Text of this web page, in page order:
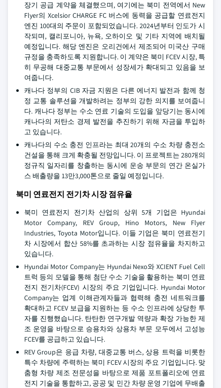
장기 공급 계약을 체결했으며, 여기에는 북미 전역에서 New
Flyer의 Xcelsior CHARGE FC 버스에 동력을 공급할 연료전지
엔진 100대의 주문이 포함되었습니다. 2024년부터 인도가 시
작되며, 캘리포니아, 뉴욕, 오하이오 및 기타 지역에 배치될
예정입니다. 해당 엔진은 오리건에서 제조되어 미국산 구매
규정을 충족하도록 지원합니다. 이 계약은 북미 FCEV 시장, 특
히 무공해 대중교통 부문에서 성장세가 확대되고 있음을 보
여줍니다.
캐나다 정부의 CIB 자금 지원은 다른 에너지 발전과 함께 청
정 교통 솔루션을 개발하려는 정부의 강한 의지를 보여줍니
다. 캐나다 정부는 수소 연료 기술의 도입을 앞당기는 동시에
캐나다의 저탄소 경제 발전을 추진하기 위해 자금을 투입하
고 있습니다.
캐나다의 수소 충전 인프라는 최대 20개의 수소 차량 충전소
건설을 통해 크게 확충될 전망입니다. 이 프로젝트는 280개의
정규직 일자리를 창출하는 동시에 운송 부문의 연간 온실가
스 배출량을 13만3,000톤으로 줄일 예정입니다.
북미 연료전지 전기차 시장 점유율
북미 연료전지 전기차 산업의 상위 5개 기업은 Hyundai
Motor Company, REV Group, Hino Motors, New Flyer
Industries, Toyota Motor입니다. 이들 기업은 북미 연료전기
차 시장에서 합산 58%를 초과하는 시장 점유율을 차지하고
있습니다.
Hyundai Motor Company는 Hyundai Nexo와 XCIENT Fuel Cell
트럭 등의 모델을 통해 첨단 수소 기술을 활용하는 북미 연료
전지 전기차(FCEV) 시장의 주요 기업입니다. Hyundai Motor
Company는 업계 이해관계자들과 협력해 충전 네트워크를
확대하고 FCEV 보급을 지원하는 등 수소 인프라에 상당한 투
자를 진행했습니다. 탄탄한 연구개발 역량과 확장 가능한 제
조 운영을 바탕으로 승용차와 상용차 부문 모두에서 고성능
FCEV를 공급하고 있습니다.
REV Group은 응급 차량, 대중교통 버스, 상용 트럭을 비롯한
특수 차량에 주력하는 북미 FCEV 시장의 주요 기업입니다. 맞
춤형 차량 제조 전문성을 바탕으로 제품 포트폴리오에 연료
전지 기술을 통합하고, 공공 및 민간 차량 운영 기업에 무배출